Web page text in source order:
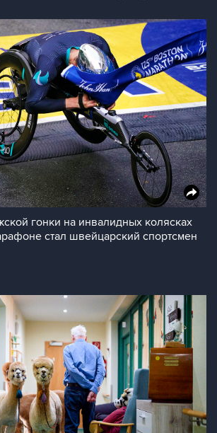
гонки на инвалидных колясках
стал швейцарский спортсмен